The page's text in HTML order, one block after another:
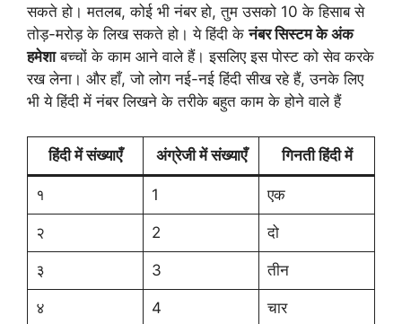
सकते हो। मतलब, कोई भी नंबर हो, तुम उसको 10 के हिसाब से
तोड़-मरोड़ के लिख सकते हो। ये हिंदी केनंबर सिस्टम के अंक
हमेशाबच्चों के काम आने वाले हैं। इसलिए इस पोस्ट को सेव करके
रख लेना। और हाँ, जो लोग नई-नई हिंदी सीख रहे हैं, उनके लिए
भी ये हिंदी में नंबर लिखने के तरीके बहुत काम के होने वाले हैं
हिंदी मेंसंख्याएँ अंग्रेजी में संख्याएँ गिनती हिंदी में
१ 1 एक
२ 2 दो
३ 3 तीन
४ 4 चार